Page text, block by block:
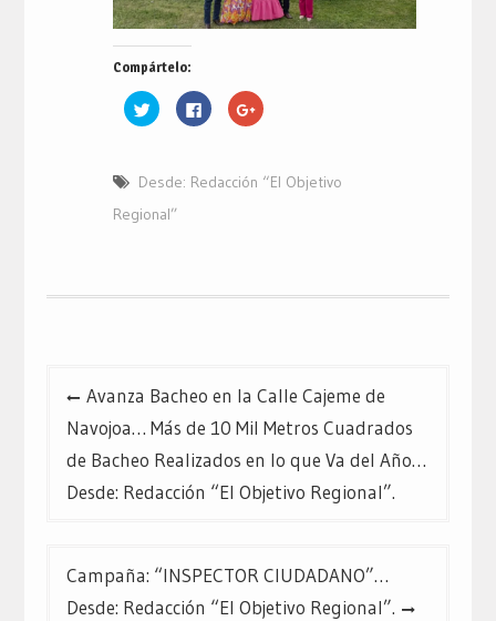
Compártelo:
Haz
clic
(Se
en
una
Haz
clic
Facebook
(Se
Haz
clic
Google+
(Se
Desde: Redacción “El Objetivo
Regional”
entradas
Avanza Bacheo en la Calle Cajeme de
Navojoa… Más de 10 Mil Metros Cuadrados
de Bacheo Realizados en lo que Va del Año…
Desde: Redacción “El Objetivo Regional”.
Campaña: “INSPECTOR CIUDADANO”…
Desde: Redacción “El Objetivo Regional”.